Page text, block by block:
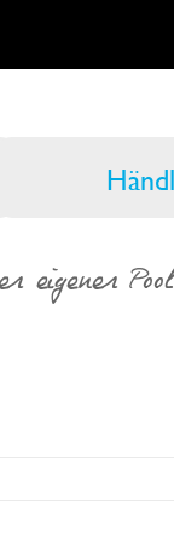
eigener Pool